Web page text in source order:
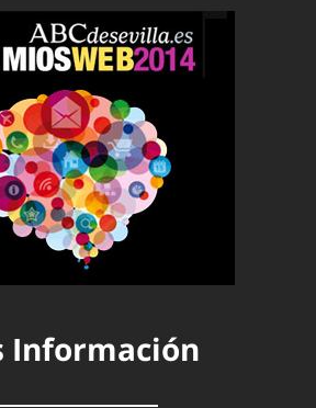
Información